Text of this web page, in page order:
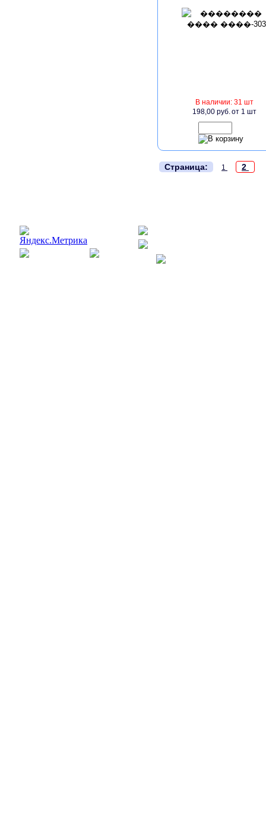
В наличии: 31 шт
198,00 руб.от 1 шт
Страница:
1 2